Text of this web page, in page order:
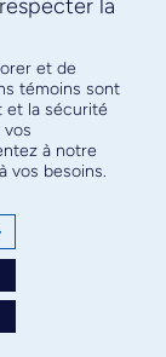
la
et de
témoins sont
et la sécurité
vos
à notre
vos besoins.